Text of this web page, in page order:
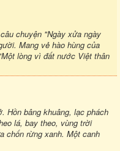
chuyện "Ngày xửa ngày
Mang vẻ hào hùng của
lòng vì đất nước Việt thân
Hồn bâng khuâng, lạc phách
lá, bay theo, vùng trời
chốn rừng xanh. Một canh